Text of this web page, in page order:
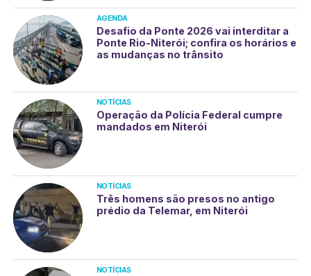
AGENDA
Desafio da Ponte 2026 vai interditar a
Ponte Rio-Niterói; confira os horários e
as mudanças no trânsito
NOTÍCIAS
Operação da Polícia Federal cumpre
mandados em Niterói
NOTÍCIAS
Três homens são presos no antigo
prédio da Telemar, em Niterói
NOTÍCIAS